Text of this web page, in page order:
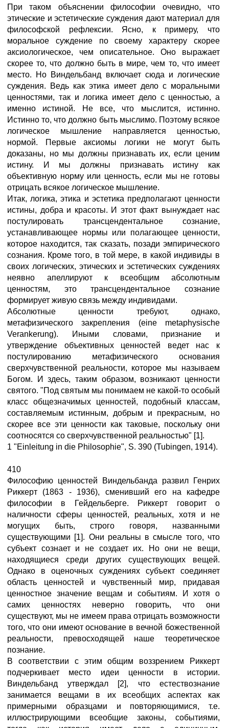
При таком объяснении философии очевидно, что
этические и эстетические суждения дают материал для
философской рефлексии. Ясно, к примеру, что
моральное суждение по своему характеру скорее
аксиологическое, чем описательное. Оно выражает
скорее то, что должно быть в мире, чем то, что имеет
место. Но Виндельбанд включает сюда и логические
суждения. Ведь как этика имеет дело с моральными
ценностями, так и логика имеет дело с ценностью, а
именно истиной. Не все, что мыслится, истинно.
Истинно то, что должно быть мыслимо. Поэтому всякое
логическое мышление направляется ценностью,
нормой. Первые аксиомы логики не могут быть
доказаны, но мы должны признавать их, если ценим
истину. И мы должны признавать истину как
объективную норму или ценность, если мы не готовы
отрицать всякое логическое мышление.
Итак, логика, этика и эстетика предполагают ценности
истины, добра и красоты. И этот факт вынуждает нас
постулировать трансцендентальное сознание,
устанавливающее нормы или полагающее ценности,
которое находится, так сказать, позади эмпирического
сознания. Кроме того, в той мере, в какой индивиды в
своих логических, этических и эстетических суждениях
неявно апеллируют к всеобщим абсолютным
ценностям, это трансцендентальное сознание
формирует живую связь между индивидами.
Абсолютные ценности требуют, однако,
метафизического закрепления (eine metaphysische
Verankerung). Иными словами, признание и
утверждение объективных ценностей ведет нас к
постулированию метафизического основания
сверхчувственной реальности, которое мы называем
Богом. И здесь, таким образом, возникают ценности
святого. "Под святым мы понимаем не какой-то особый
класс общезначимых ценностей, подобный классам,
составляемым истинным, добрым и прекрасным, но
скорее все эти ценности как таковые, поскольку они
соотносятся со сверхчувственной реальностью" [1].
1 "Einleitung in die Philosophie", S. 390 (Tubingen, 1914).
410
Философию ценностей Виндельбанда развил Генрих
Риккерт (1863 - 1936), сменивший его на кафедре
философии в Гейдельберге. Риккерт говорит о
наличности сферы ценностей, реальных, хотя и не
могущих быть, строго говоря, названными
существующими [1]. Они реальны в смысле того, что
субъект сознает и не создает их. Но они не вещи,
находящиеся среди других существующих вещей.
Однако в оценочных суждениях субъект соединяет
область ценностей и чувственный мир, придавая
ценностное значение вещам и событиям. И хотя о
самих ценностях неверно говорить, что они
существуют, мы не имеем права отрицать возможности
того, что они имеют основание в вечной божественной
реальности, превосходящей наше теоретическое
познание.
В соответствии с этим общим воззрением Риккерт
подчеркивает место идеи ценности в истории.
Виндельбанд утверждал [2], что естествознание
занимается вещами в их всеобщих аспектах как
примерными образцами и повторяющимися, т.е.
иллюстрирующими всеобщие законы, событиями,